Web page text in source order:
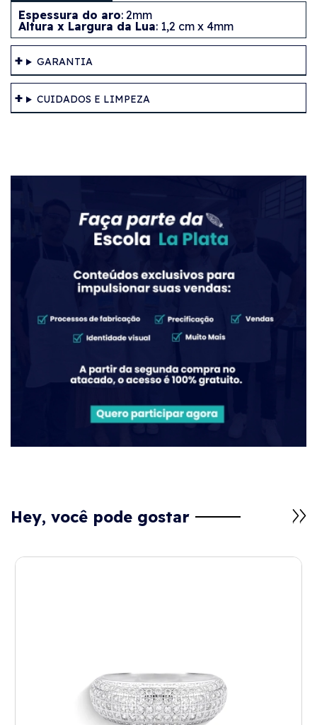
Espessura do aro: 2mm
Altura x Largura da Lua: 1,2 cm x 4mm
GARANTIA
CUIDADOS E LIMPEZA
Hey, você pode gostar